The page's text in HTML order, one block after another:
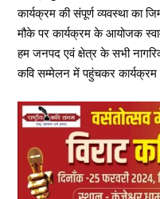
कार्यक्रम की संपूर्ण व्यवस्था का
मौके पर कार्यक्रम के आयोजक
हम जनपद एवं क्षेत्र के सभी
कवि सम्मेलन में पहुंचकर कार्यक्रम